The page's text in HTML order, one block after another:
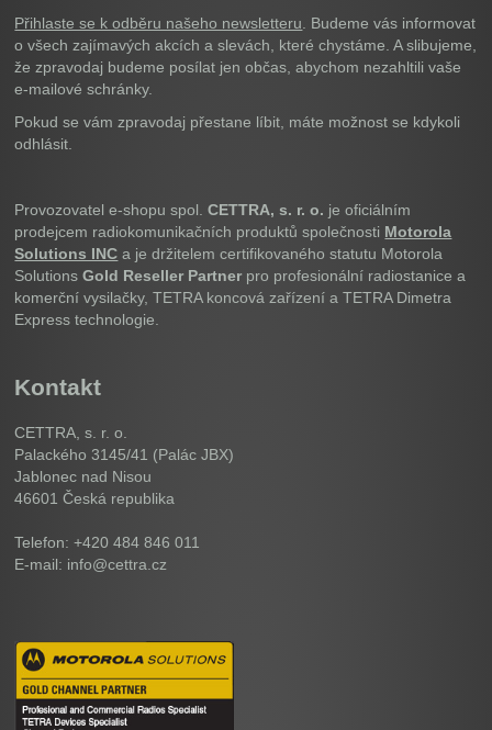
Přihlaste se k odběru našeho newsletteru . Budeme vás informovat
o všech zajímavých akcích a slevách, které chystáme. A slibujeme,
že zpravodaj budeme posílat jen občas, abychom nezahltili vaše
e-mailové schránky.
Pokud se vám zpravodaj přestane líbit, máte možnost se kdykoli
odhlásit.
Provozovatel e-shopu spol.CETTRA, s. r. o. je oficiálním
prodejcem radiokomunikačních produktů společnosti Motorola
Solutions INC a je držitelem certifikovaného statutu Motorola
SolutionsGold Reseller Partner pro profesionální radiostanice a
komerční vysilačky, TETRA koncová zařízení a TETRA Dimetra
Express technologie.
Kontakt
CETTRA, s. r. o.
Palackého 3145/41 (Palác JBX)
Jablonec nad Nisou
46601Česká republika
Telefon: +420 484 846 011
E-mail: info@cettra.cz